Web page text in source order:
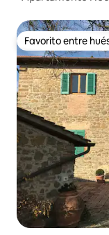
Favorito entre
Favorito entre